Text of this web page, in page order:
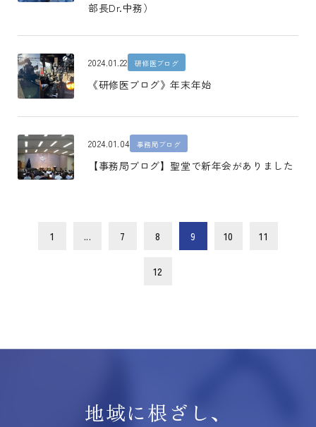
部長Dr.中務）
2024.01.22 研修医ブログ
《研修医ブログ》年末年始
2024.01.04 事務局ブログ
【事務局ブログ】聖堂で新年会がありました
1 ... 7 8 9 10 11
12
地域に根ざし、